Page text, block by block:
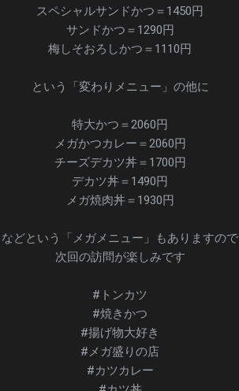
スペシャルサンドかつ＝1450円
サンドかつ＝1290円
梅しそおろしかつ＝1110円
という「変わりメニュー」の他に
特大かつ＝2060円
メガかつカレー＝2060円
チーズデカツ丼＝1700円
デカツ丼＝1490円
メガ焼肉丼＝1930円
などという「メガメニュー」もありますので
次回の訪問が楽しみです
#トンカツ
#焼きかつ
#揚げ物大好き
#メガ盛りの店
#カツカレー